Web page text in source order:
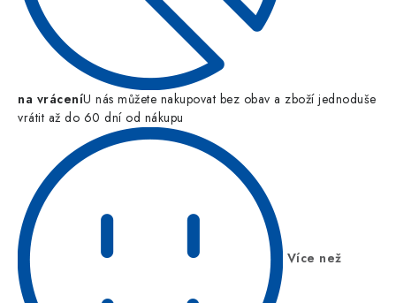
na vráceníU nás můžete nakupovat bez obav a zboží jednoduše
vrátit až do 60 dní od nákupu
Více než